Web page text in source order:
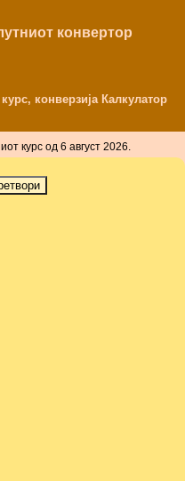
конвертор
конверзија Калкулатор
курс од 6 август 2026.